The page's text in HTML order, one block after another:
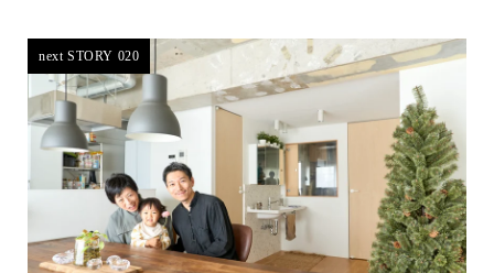
next STORY 020